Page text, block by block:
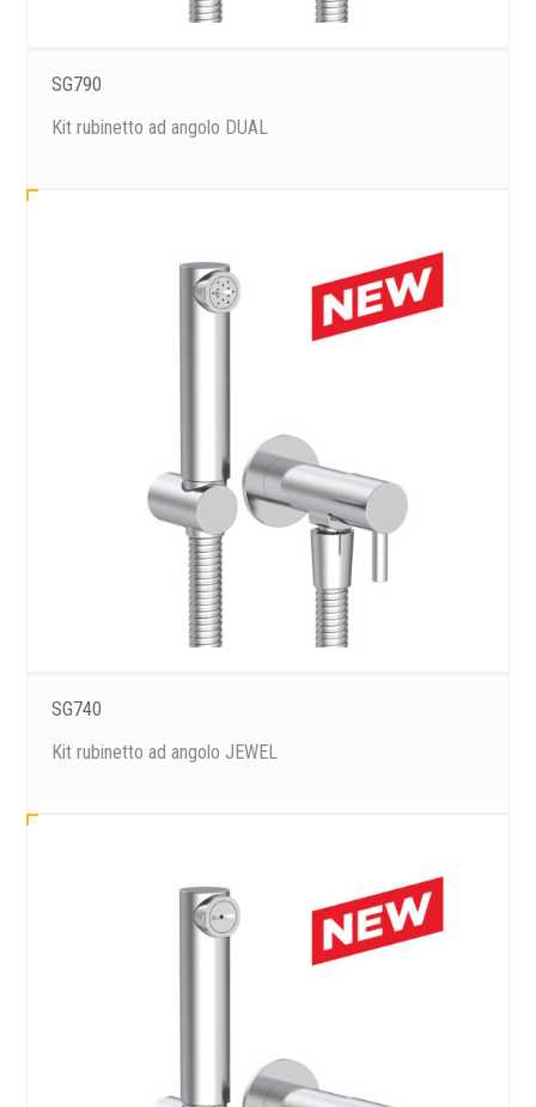
SG790
Kit rubinetto ad angolo DUAL
SG740
Kit rubinetto ad angolo JEWEL